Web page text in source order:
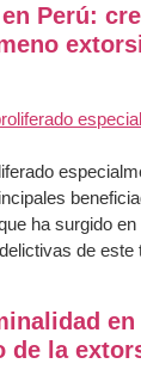
Perú:
ha surgido en
de este
en
de la